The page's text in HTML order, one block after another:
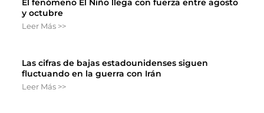
El fenómeno El Niño llega con fuerza entre agosto
y octubre
Leer Más >>
Las cifras de bajas estadounidenses siguen
fluctuando en la guerra con Irán
Leer Más >>